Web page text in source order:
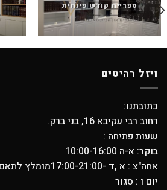
ספריית קודש פינתית
ויזל רהיטים
כתובתנו:
רחוב רבי עקיבא 16, בני ברק.
שעות פתיחה :
בוקר: א-ה 10:00-16:00
אחה"צ : א ,ד -17:00-21:00מומלץ לתאם!
יום ו : סגור